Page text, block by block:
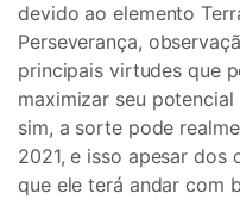
devido ao elemento
Perseverança,
principais virtudes que
maximizar seu potencial
sim, a sorte pode
2021, e isso apesar dos
que ele terá andar com